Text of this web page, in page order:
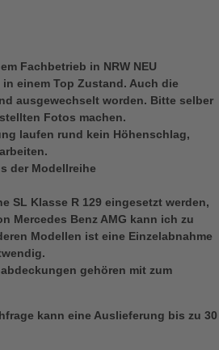
Fachbetrieb in NRW NEU
einem Top Zustand. Auch die
ausgewechselt worden. Bitte selber
Fotos machen.
laufen rund kein Höhenschlag,
der Modellreihe
SL Klasse R 129 eingesetzt werden,
Mercedes Benz AMG kann ich zu
Modellen ist eine Einzelabnahme
gehören mit zum
kann eine Auslieferung bis zu 30